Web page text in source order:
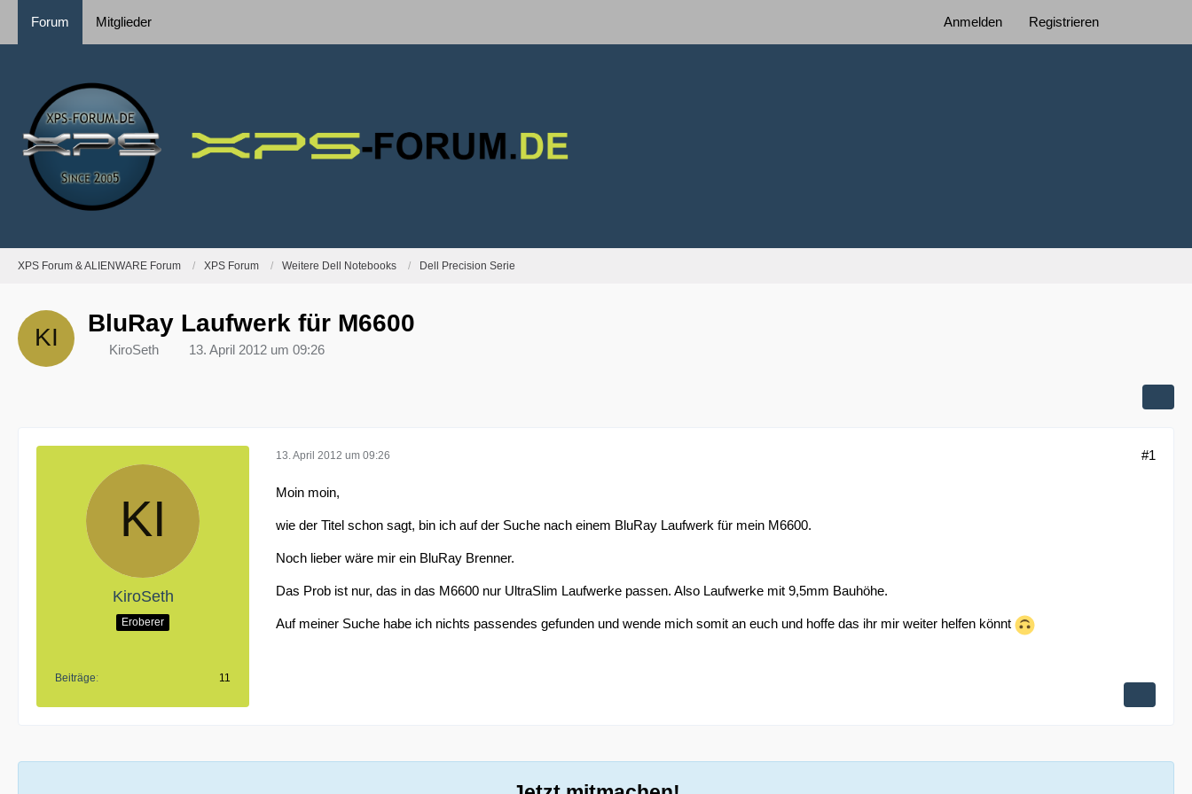
Forum Mitglieder Anmelden Registrieren
XPS Forum & ALIENWARE Forum XPS Forum Weitere Dell Notebooks Dell Precision Serie
BluRay Laufwerk für M6600
KiroSeth 13. April 2012 um 09:26
KiroSeth
Eroberer
Beiträge 11
13. April 2012 um 09:26 #1
Moin moin,
wie der Titel schon sagt, bin ich auf der Suche nach einem BluRay Laufwerk für mein M6600.
Noch lieber wäre mir ein BluRay Brenner.
Das Prob ist nur, das in das M6600 nur UltraSlim Laufwerke passen. Also Laufwerke mit 9,5mm Bauhöhe.
Auf meiner Suche habe ich nichts passendes gefunden und wende mich somit an euch und hoffe das ihr mir weiter helfen könnt